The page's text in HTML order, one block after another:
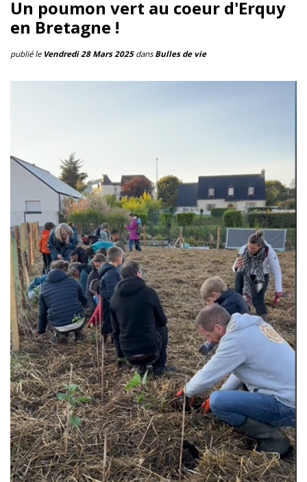
Un poumon vert au coeur d'Erquy
en Bretagne !
publié le Vendredi 28 Mars 2025 dans Bulles de vie